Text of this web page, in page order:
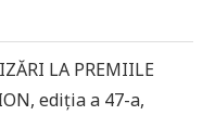
LA PREMIILE
ediția a 47-a,